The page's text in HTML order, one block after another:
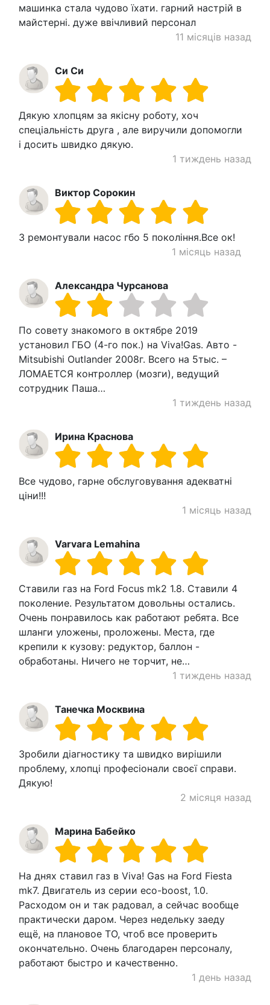
машинка стала чудово їхати. гарний настрій в
майстерні. дуже ввічливий персонал
11 місяців назад
Си Си
Дякую хлопцям за якісну роботу, хоч
спеціальність друга , але виручили допомогли
і досить швидко дякую.
1 тиждень назад
Виктор Сорокин
З ремонтували насос гбо 5 покоління.Все ок!
1 місяць назад
Александра Чурсанова
По совету знакомого в октябре 2019
установил ГБО (4-го пок.) на Viva!Gas. Авто -
Mitsubishi Outlander 2008г. Всего на 5тыс. –
ЛОМАЕТСЯ контроллер (мозги), ведущий
сотрудник Паша…
1 тиждень назад
Ирина Краснова
Все чудово, гарне обслуговування адекватнi
цiни!!!
1 місяць назад
Varvara Lemahina
Ставили газ на Ford Focus mk2 1.8. Ставили 4
поколение. Результатом довольны остались.
Очень понравилось как работают ребята. Все
шланги уложены, проложены. Места, где
крепили к кузову: редуктор, баллон -
обработаны. Ничего не торчит, не…
1 тиждень назад
Танечка Москвина
Зробили діагностику та швидко вирішили
проблему, хлопці професіонали своєї справи.
Дякую!
2 місяця назад
Марина Бабейко
На днях ставил газ в Viva! Gas на Ford Fiesta
mk7. Двигатель из серии eco-boost, 1.0.
Расходом он и так радовал, а сейчас вообще
практически даром. Через недельку заеду
ещё, на плановое ТО, чтоб все проверить
окончательно. Очень благодарен персоналу,
работают быстро и качественно.
1 день назад